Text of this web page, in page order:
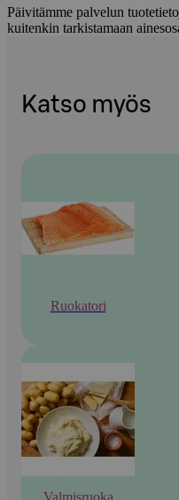
Päivitämme palvelun
kuitenkin tarkistamaan
Katso myös
Ruokatori
Valmisruoka